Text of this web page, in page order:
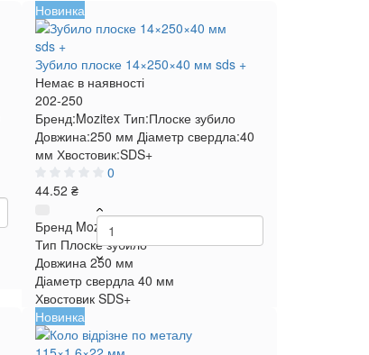
Новинка
Зубило плоске 14×250×40 мм sds +
Немає в наявності
202-250
Бренд:Mozitex Тип:Плоске зубило
Довжина:250 мм Діаметр свердла:40
мм Хвостовик:SDS+
0
44.52 ₴
Бренд Mozitex
Тип Плоске зубило
Довжина 250 мм
Діаметр свердла 40 мм
Хвостовик SDS+
Новинка